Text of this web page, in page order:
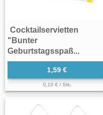
Cocktailservietten
"Bunter
Geburtstagsspaß...
1,59 €
0,10 € / Stk.